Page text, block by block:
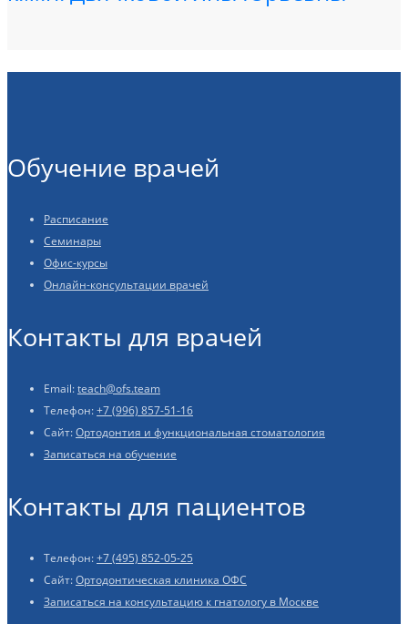
Обучение врачей
Расписание
Семинары
Офис-курсы
Онлайн-консультации врачей
Контакты для врачей
Email:teach@ofs.team
Телефон:+7 (996) 857-51-16
Сайт:Ортодонтия и функциональная стоматология
Записаться на обучение
Контакты для пациентов
Телефон:+7 (495) 852-05-25
Сайт:Ортодонтическая клиника ОФС
Записаться на консультацию к гнатологу в Москве